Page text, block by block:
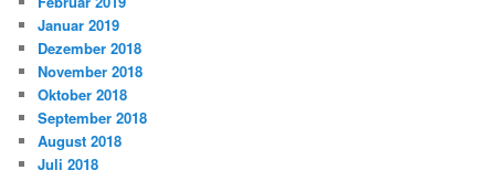
Januar 2019
Dezember 2018
November 2018
Oktober 2018
September 2018
August 2018
Juli 2018